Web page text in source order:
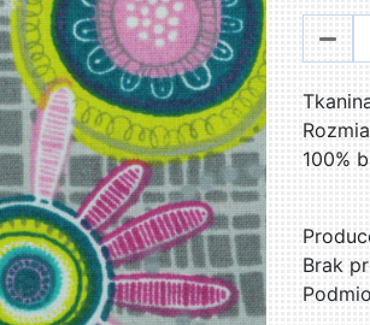
100%
Brak